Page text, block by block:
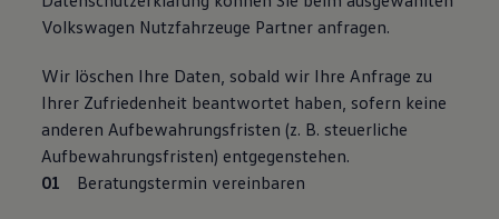
Volkswagen Nutzfahrzeuge Partner anfragen.
Wir löschen Ihre Daten, sobald wir Ihre Anfrage zu
Ihrer Zufriedenheit beantwortet haben, sofern keine
anderen Aufbewahrungsfristen (z. B. steuerliche
Aufbewahrungsfristen) entgegenstehen.
Beratungstermin vereinbaren